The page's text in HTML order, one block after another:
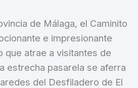
de Málaga, el Caminito
e impresionante
que atrae a visitantes de
estrecha pasarela se aferra
del Desfiladero de El